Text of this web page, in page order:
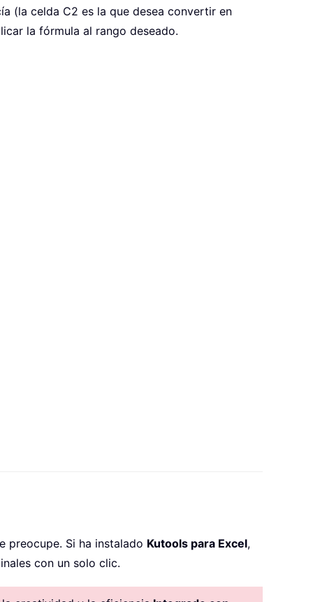
(la celda C2 es la que desea convertir en
la fórmula al rango deseado.
preocupe. Si ha instalado Kutools para Excel,
con un solo clic.